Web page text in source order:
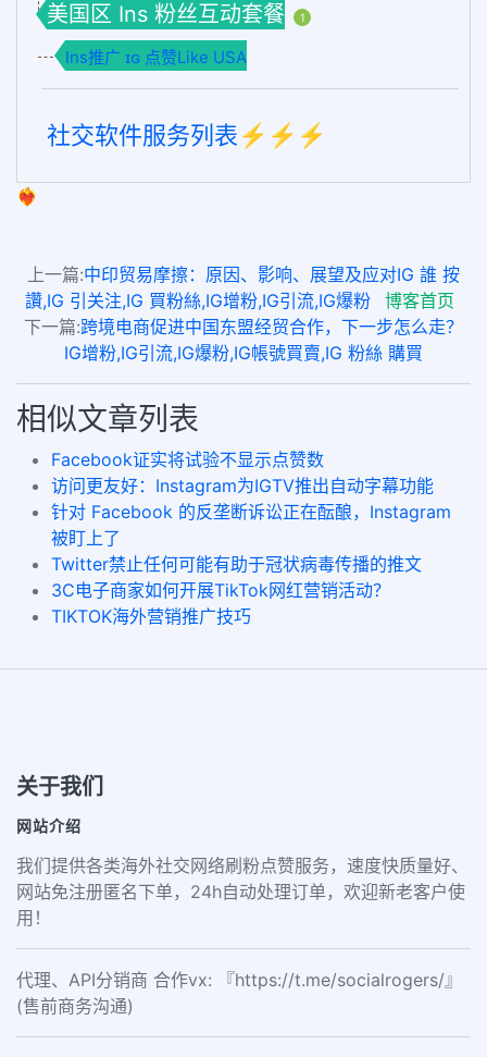
美国区 Ins 粉丝互动套餐 1
Ins推广 ɪɢ 点赞Like USA
社交软件服务列表⚡️⚡️⚡️
❤️‍🔥
上一篇:中印贸易摩擦：原因、影响、展望及应对IG 誰 按
讚,IG 引关注,IG 買粉絲,IG增粉,IG引流,IG爆粉
博客首页
下一篇:跨境电商促进中国东盟经贸合作，下一步怎么走？
IG增粉,IG引流,IG爆粉,IG帳號買賣,IG 粉絲 購買
相似文章列表
Facebook证实将试验不显示点赞数
访问更友好：Instagram为IGTV推出自动字幕功能
针对 Facebook 的反垄断诉讼正在酝酿，Instagram
被盯上了
Twitter禁止任何可能有助于冠状病毒传播的推文
3C电子商家如何开展TikTok网红营销活动？
TIKTOK海外营销推广技巧
关于我们
网站介绍
我们提供各类海外社交网络刷粉点赞服务，速度快质量好、
网站免注册匿名下单，24h自动处理订单，欢迎新老客户使
用！
代理、API分销商 合作vx: 『https://t.me/socialrogers/』
(售前商务沟通)